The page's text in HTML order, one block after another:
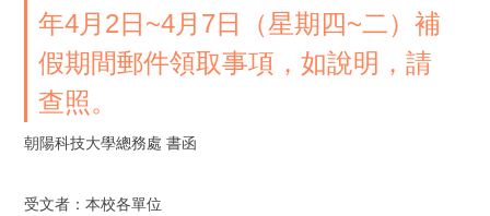
年4月2日~4月7日（星期四~二）補
假期間郵件領取事項，如說明，請
查照。
朝陽科技大學總務處 書函
受文者：本校各單位